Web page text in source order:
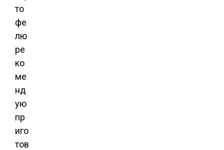
то
фе
лю
ре
ко
ме
нд
ую
пр
иго
тов